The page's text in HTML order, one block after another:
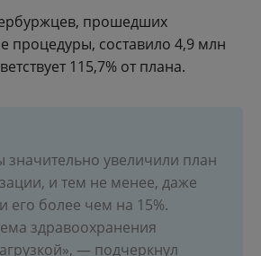
прошедших
процедуры, составило 4,9 млн
115,7% от плана.
значительно увеличили план
и тем не менее, даже
его более чем на 15%.
здравоохранения
— подчеркнул